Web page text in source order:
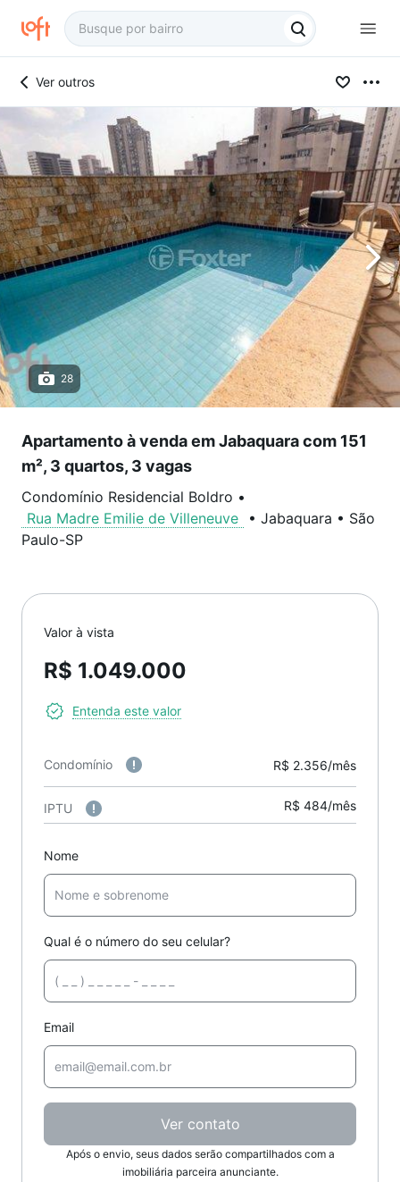
Ver outros
28
Apartamento à venda em Jabaquara com 151
m², 3 quartos, 3 vagas
Condomínio Residencial Boldro •
Rua Madre Emilie de Villeneuve
• Jabaquara • São
Paulo-SP
Valor à vista
R$ 1.049.000
Entenda este valor
Condomínio R$ 2.356/mês
IPTU R$ 484/mês
Nome
Qual é o número do seu celular?
Email
Ver contato
Após o envio, seus dados serão compartilhados com a
imobiliária parceira anunciante.